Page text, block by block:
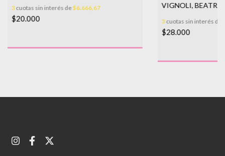
3cuotas sin interés de$6.666,67
$20.000
VIGNOLI,
3cuotas sin interés de
$28.000